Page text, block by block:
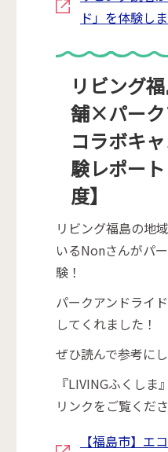
ド」を体験し
リビング
舗×パーク
コラボキ
験レポー
度】
リビング福島の地
いるNonさんがパ
験！
パークアンドライ
してくれました！
ぜひ読んで参考に
『LIVINGふくし
リンクをご覧くださ
【福島市】エ